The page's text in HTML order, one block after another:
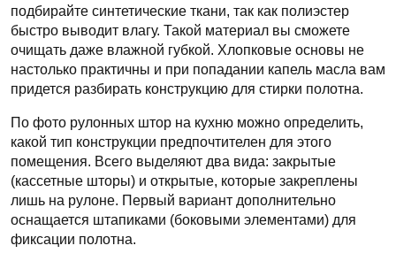
подбирайте синтетические ткани, так как полиэстер
быстро выводит влагу. Такой материал вы сможете
очищать даже влажной губкой. Хлопковые основы не
настолько практичны и при попадании капель масла вам
придется разбирать конструкцию для стирки полотна.
По фото рулонных штор на кухню можно определить,
какой тип конструкции предпочтителен для этого
помещения. Всего выделяют два вида: закрытые
(кассетные шторы) и открытые, которые закреплены
лишь на рулоне. Первый вариант дополнительно
оснащается штапиками (боковыми элементами) для
фиксации полотна.